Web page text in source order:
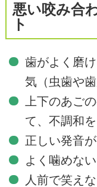
悪い咬み合
ト
歯がよく磨
気（虫歯や
上下のあご
て、不調和を
正しい発音
よく噛めな
人前で笑え